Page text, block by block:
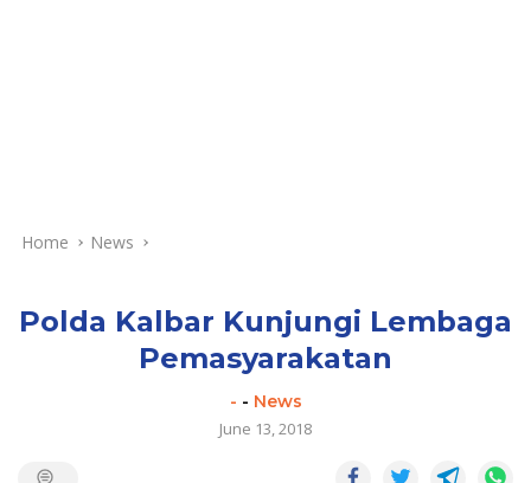
Home News
Polda Kalbar Kunjungi Lembaga
Pemasyarakatan
- - News
June 13, 2018